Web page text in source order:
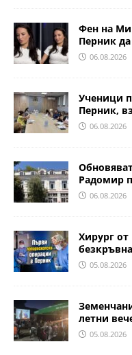
Фен на
Перник
06.08.2026
Ученици
Перник,
06.08.2026
Радомир
06.08.2026
Хирург от
05.08.2026
летни
05.08.2026